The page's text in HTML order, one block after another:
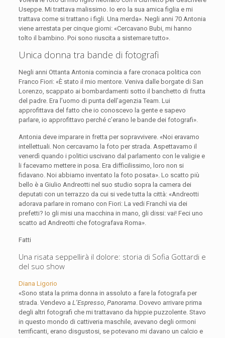
Useppe. Mi trattava malissimo. Io ero la sua amica figlia e mi
trattava come si trattano i figli. Una merda». Negli anni 70 Antonia
viene arrestata per cinque giorni: «Cercavano Bubi, mi hanno
tolto il bambino. Poi sono riuscita a sistemare tutto».
Unica donna tra bande di fotografi
Negli anni Ottanta Antonia comincia a fare cronaca politica con
Franco Fiori: «È stato il mio mentore. Veniva dalle borgate di San
Lorenzo, scappato ai bombardamenti sotto il banchetto di frutta
del padre. Era l’uomo di punta dell’agenzia Team. Lui
approfittava del fatto che io conoscevo la gente e sapevo
parlare, io approfittavo perché c’erano le bande dei fotografi».
Antonia deve imparare in fretta per sopravvivere. «Noi eravamo
intellettuali. Non cercavamo la foto per strada. Aspettavamo il
venerdì quando i politici uscivano dal parlamento con le valigie e
li facevamo mettere in posa. Era difficilissimo, loro non si
fidavano. Noi abbiamo inventato la foto posata». Lo scatto più
bello è a Giulio Andreotti nel suo studio sopra la camera dei
deputati con un terrazzo da cui si vede tutta la città: «Andreotti
adorava parlare in romano con Fiori: La vedi Franchì via dei
prefetti? Io gli misi una macchina in mano, gli dissi: vai! Feci uno
scatto ad Andreotti che fotografava Roma».
Fatti
Una risata seppellirà il dolore: storia di Sofia Gottardi e
del suo show
Diana Ligorio
«Sono stata la prima donna in assoluto a fare la fotografa per
strada. Vendevo a L’Espresso, Panorama . Dovevo arrivare prima
degli altri fotografi che mi trattavano da hippie puzzolente. Stavo
in questo mondo di cattiveria maschile, avevano degli ormoni
terrificanti, erano disgustosi, se potevano mi davano un calcio e